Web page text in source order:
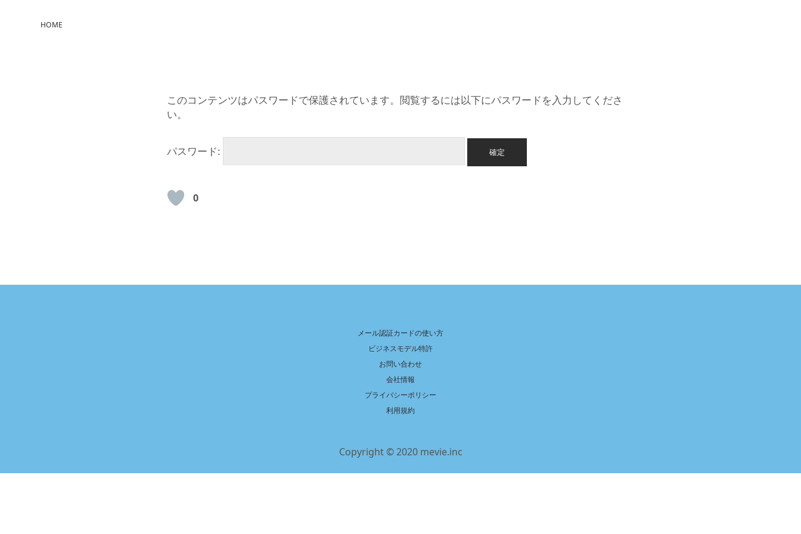
HOME
このコンテンツはパスワードで保護されています。閲覧するには以下にパスワードを入力してくださ
い。
パスワード:
0
メール認証カードの使い方
ビジネスモデル特許
お問い合わせ
会社情報
プライバシーポリシー
利用規約
Copyright © 2020 mevie.inc